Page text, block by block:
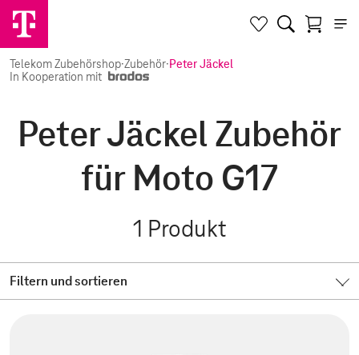
Telekom Zubehörshop·Zubehör·Peter Jäckel
In Kooperation mit
Peter Jäckel Zubehör
für Moto G17
1 Produkt
Filtern und sortieren